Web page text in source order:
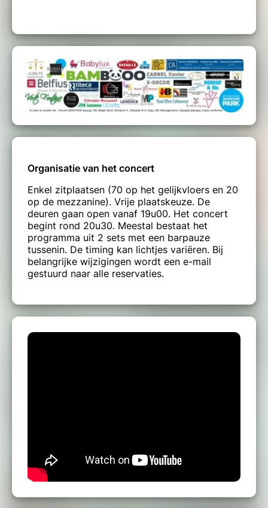
Organisatie van het concert
Enkel zitplaatsen (70 op het gelijkvloers en 20
op de mezzanine). Vrije plaatskeuze. De
deuren gaan open vanaf 19u00. Het concert
begint rond 20u30. Meestal bestaat het
programma uit 2 sets met een barpauze
tussenin. De timing kan lichtjes variëren. Bij
belangrijke wijzigingen wordt een e-mail
gestuurd naar alle reservaties.